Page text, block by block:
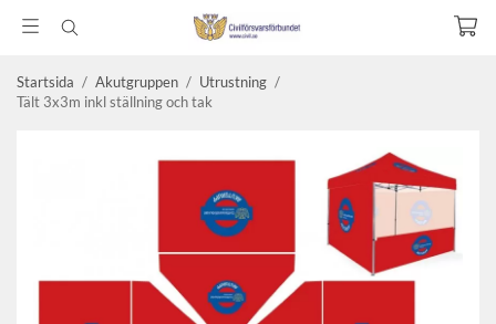
Startsida / Akutgruppen / Utrustning /
Tält 3x3m inkl ställning och tak